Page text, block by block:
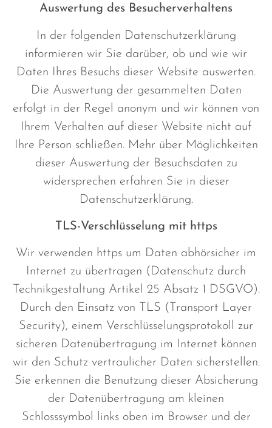
Auswertung des Besucherverhaltens
In der folgenden Datenschutzerklärung
informieren wir Sie darüber, ob und wie wir
Daten Ihres Besuchs dieser Website auswerten.
Die Auswertung der gesammelten Daten
erfolgt in der Regel anonym und wir können von
Ihrem Verhalten auf dieser Website nicht auf
Ihre Person schließen. Mehr über Möglichkeiten
dieser Auswertung der Besuchsdaten zu
widersprechen erfahren Sie in dieser
Datenschutzerklärung.
TLS-Verschlüsselung mit https
Wir verwenden https um Daten abhörsicher im
Internet zu übertragen (Datenschutz durch
Technikgestaltung Artikel 25 Absatz 1 DSGVO).
Durch den Einsatz von TLS (Transport Layer
Security), einem Verschlüsselungsprotokoll zur
sicheren Datenübertragung im Internet können
wir den Schutz vertraulicher Daten sicherstellen.
Sie erkennen die Benutzung dieser Absicherung
der Datenübertragung am kleinen
Schlosssymbol links oben im Browser und der